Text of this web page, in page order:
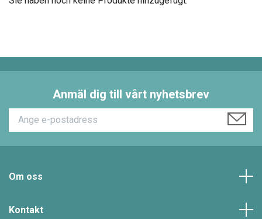
Anmäl dig till vårt nyhetsbrev
Om oss
Kontakt